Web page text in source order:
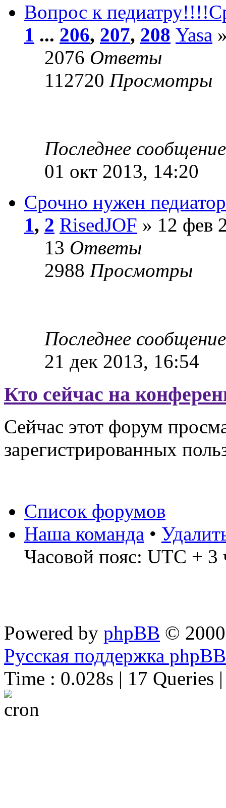
Вопрос к
1 ... 206, 207, 208 Yasa
2076 Ответы
112720 Просмотры
Последнее
01 окт 2013, 14:20
Срочно нужен педиатор
1, 2 RisedJOF » 12 фев
13 Ответы
2988 Просмотры
Последнее
21 дек 2013, 16:54
Кто сейчас на
Сейчас этот форум
зарегистрированных
Список форумов
Наша команда •
Часовой пояс: UTC + 3
Powered by phpBB ©
Русская поддержка phpBB
Time : 0.028s | 17 Queries